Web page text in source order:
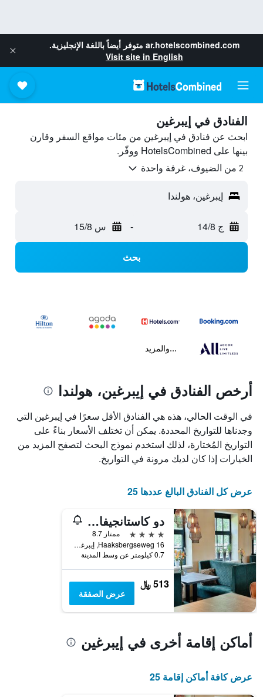
ar.hotelscombined.com متوفر أيضاً باللغة الإنجليزية.
Visit site in English
الفنادق في إيبرغين
ابحث عن فنادق في إيبرغين من مئات مواقع السفر وقارن
بينها على HotelsCombined ووفّر.
2 من الضيوف، غرفة واحدة
إيبرغين، هولندا
ج 14/8 - س 15/8
بحث
...والمزيد
أرخص الفنادق في إيبرغين، هولندا
في الوقت الحالي، هذه هي الفنادق الأقل سعرًا في إيبرغين التي
وجدناها للتواريخ المحددة. يمكن أن تختلف الأسعار بناءً على
التواريخ المُختارة، لذلك استخدم نموذج البحث لتصفح المزيد من
الخيارات إذا كان لديك مرونة في التواريخ.
عرض كل الفنادق البالغ عددها 25
دو كاستانجيفابريك
4 نجوم
ممتاز 8.7
16 Haaksbergseweg, إيبرغين, مقاطعة خيلدرلند, هولندا
0.7 كيلومتر عن وسط المدينة
513 ﷼
عرض الصفقة
أماكن إقامة أخرى في إيبرغين
عرض كافة أماكن إقامة 25